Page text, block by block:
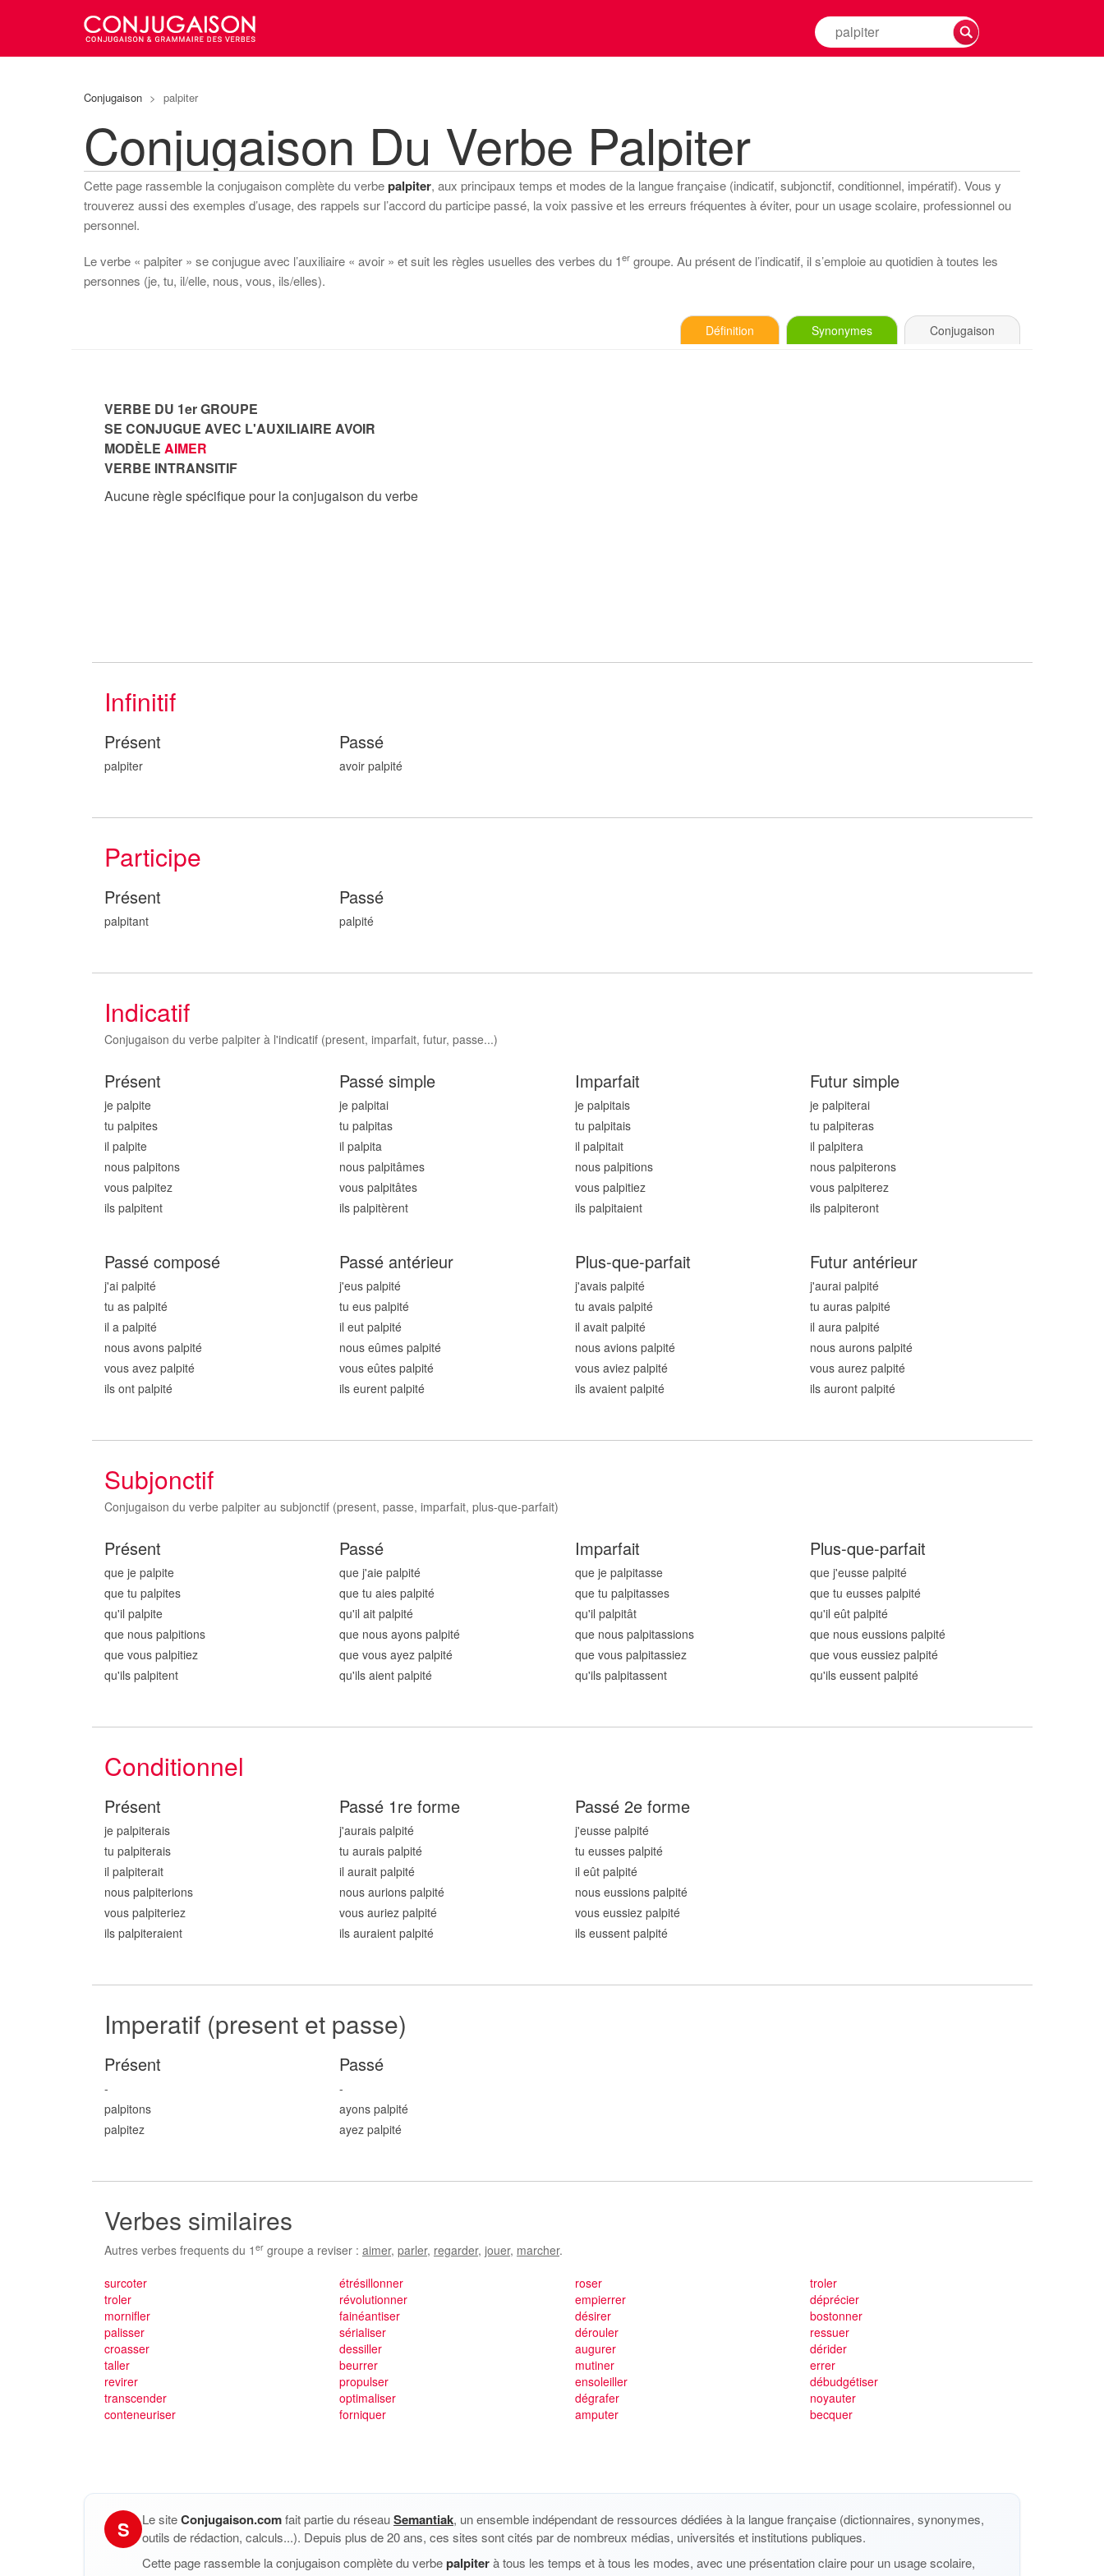
Rechercher
la
Conjugaison > palpiter
Conjugaison Du Verbe Palpiter
Cette page rassemble la conjugaison complète du verbepalpiter, aux principaux temps et modes de la langue française (indicatif, subjonctif, conditionnel, impératif). Vous y
trouverez aussi des exemples d’usage, des rappels sur l’accord du participe passé, la voix passive et les erreurs fréquentes à éviter, pour un usage scolaire, professionnel ou
personnel.
Le verbe « palpiter » se conjugue avec l’auxiliaire « avoir » et suit les règles usuelles des verbes du 1er groupe. Au présent de l’indicatif, il s’emploie au quotidien à toutes les
personnes (je, tu, il/elle, nous, vous, ils/elles).
Définition Synonymes Conjugaison
VERBE DU 1er GROUPE
SE CONJUGUE AVEC L'AUXILIAIRE AVOIR
MODÈLE AIMER
VERBE INTRANSITIF
Aucune règle spécifique pour la conjugaison du verbe
Infinitif
Présent
palpiter
Passé
avoir palpité
Participe
Présent
palpitant
Passé
palpité
Indicatif
Conjugaison du verbe palpiter à l'indicatif (present, imparfait, futur, passe...)
Présent
je palpite
tu palpites
il palpite
nous palpitons
vous palpitez
ils palpitent
Passé simple
je palpitai
tu palpitas
il palpita
nous palpitâmes
vous palpitâtes
ils palpitèrent
Imparfait
je palpitais
tu palpitais
il palpitait
nous palpitions
vous palpitiez
ils palpitaient
Futur simple
je palpiterai
tu palpiteras
il palpitera
nous palpiterons
vous palpiterez
ils palpiteront
Passé composé
j'ai palpité
tu as palpité
il a palpité
nous avons palpité
vous avez palpité
ils ont palpité
Passé antérieur
j'eus palpité
tu eus palpité
il eut palpité
nous eûmes palpité
vous eûtes palpité
ils eurent palpité
Plus-que-parfait
j'avais palpité
tu avais palpité
il avait palpité
nous avions palpité
vous aviez palpité
ils avaient palpité
Futur antérieur
j'aurai palpité
tu auras palpité
il aura palpité
nous aurons palpité
vous aurez palpité
ils auront palpité
Subjonctif
Conjugaison du verbe palpiter au subjonctif (present, passe, imparfait, plus-que-parfait)
Présent
que je palpite
que tu palpites
qu'il palpite
que nous palpitions
que vous palpitiez
qu'ils palpitent
Passé
que j'aie palpité
que tu aies palpité
qu'il ait palpité
que nous ayons palpité
que vous ayez palpité
qu'ils aient palpité
Imparfait
que je palpitasse
que tu palpitasses
qu'il palpitât
que nous palpitassions
que vous palpitassiez
qu'ils palpitassent
Plus-que-parfait
que j'eusse palpité
que tu eusses palpité
qu'il eût palpité
que nous eussions palpité
que vous eussiez palpité
qu'ils eussent palpité
Conditionnel
Présent
je palpiterais
tu palpiterais
il palpiterait
nous palpiterions
vous palpiteriez
ils palpiteraient
Passé 1re forme
j'aurais palpité
tu aurais palpité
il aurait palpité
nous aurions palpité
vous auriez palpité
ils auraient palpité
Passé 2e forme
j'eusse palpité
tu eusses palpité
il eût palpité
nous eussions palpité
vous eussiez palpité
ils eussent palpité
Imperatif (present et passe)
Présent
-
palpitons
palpitez
Passé
-
ayons palpité
ayez palpité
Verbes similaires
Autres verbes frequents du 1 er groupe a reviser : aimer, parler, regarder, jouer, marcher.
surcoter
troler
mornifler
palisser
croasser
taller
revirer
transcender
conteneuriser
étrésillonner
révolutionner
fainéantiser
sérialiser
dessiller
beurrer
propulser
optimaliser
forniquer
roser
empierrer
désirer
dérouler
augurer
mutiner
ensoleiller
dégrafer
amputer
troler
déprécier
bostonner
ressuer
dérider
errer
débudgétiser
noyauter
becquer
S Le siteConjugaison.comfait partie du réseauSemantiak, un ensemble indépendant de ressources dédiées à la langue française (dictionnaires, synonymes,
outils de rédaction, calculs...). Depuis plus de 20 ans, ces sites sont cités par de nombreux médias, universités et institutions publiques.
Cette page rassemble la conjugaison complète du verbepalpiterà tous les temps et à tous les modes, avec une présentation claire pour un usage scolaire,